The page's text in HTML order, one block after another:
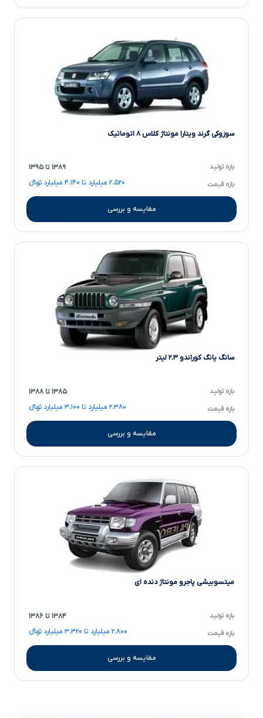
سوزوکی گرند ویتارا مونتاژ کلاس ۸ اتوماتیک
بازه تولید ۱۳۸۹ تا ۱۳۹۵
بازه قیمت ۲.۵۲۰ میلیارد تا ۴.۱۴۰ میلیارد تومانءءء
مقایسه و بررسی
سانگ یانگ کوراندو ۲.۳ لیتر
بازه تولید ۱۳۸۵ تا ۱۳۸۸
بازه قیمت ۲.۳۸۰ میلیارد تا ۳.۱۰۰ میلیارد تومانءءء
مقایسه و بررسی
میتسوبیشی پاجرو مونتاژ دنده ای
بازه تولید ۱۳۸۴ تا ۱۳۸۶
بازه قیمت ۲.۸۰۰ میلیارد تا ۳.۳۲۰ میلیارد تومانءءء
مقایسه و بررسی